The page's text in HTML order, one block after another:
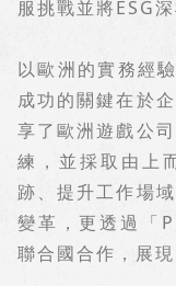
服挑戰並將ESG
以歐洲的實務經驗
成功的關鍵在於
享了歐洲遊戲公
練，並採取由上
跡、提升工作場
變革，更透過「
聯合國合作，展